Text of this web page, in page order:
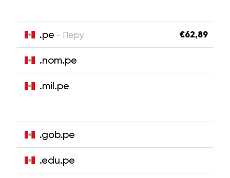
.pe - Перу €62,89
.nom.pe
.mil.pe
.gob.pe
.edu.pe